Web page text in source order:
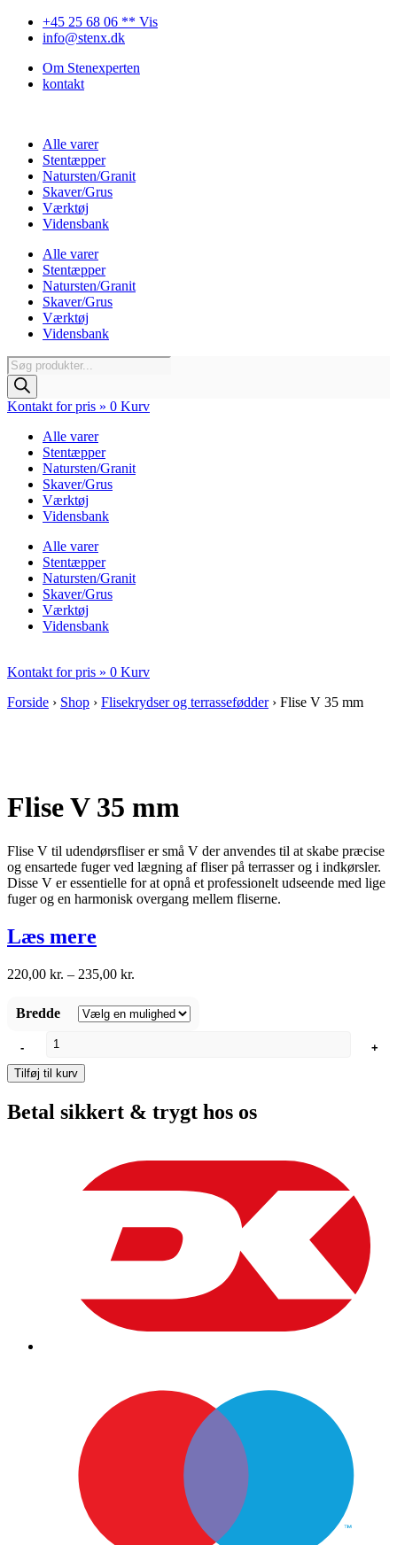
Videre+45 25 68 06 ** Vis
info@stenx.dk
Om Stenexperten
kontakt
Alle varer
Stentæpper
Natursten/Granit
Skaver/Grus
Værktøj
Vidensbank
Alle varer
Stentæpper
Natursten/Granit
Skaver/Grus
Værktøj
Vidensbank
Products
search
Kontakt for pris » 0 Kurv
Alle varer
Stentæpper
Natursten/Granit
Skaver/Grus
Værktøj
Vidensbank
Alle varer
Stentæpper
Natursten/Granit
Skaver/Grus
Værktøj
Vidensbank
Kontakt for pris » 0 Kurv
Forside › Shop › Flisekrydser og terrassefødder› Flise V 35 mm
Flise V 35 mm
Flise V til udendørsfliser er små V der anvendes til at skabe præcise
og ensartede fuger ved lægning af fliser på terrasser og i indkørsler.
Disse V er essentielle for at opnå et professionelt udseende med lige
fuger og en harmonisk overgang mellem fliserne.
Læs mere
220,00 kr. – 235,00 kr.
til
235,00 kr.
Bredde
35
mm
antal
-
+
Tilføj til kurv
Betal sikkert & trygt hos os